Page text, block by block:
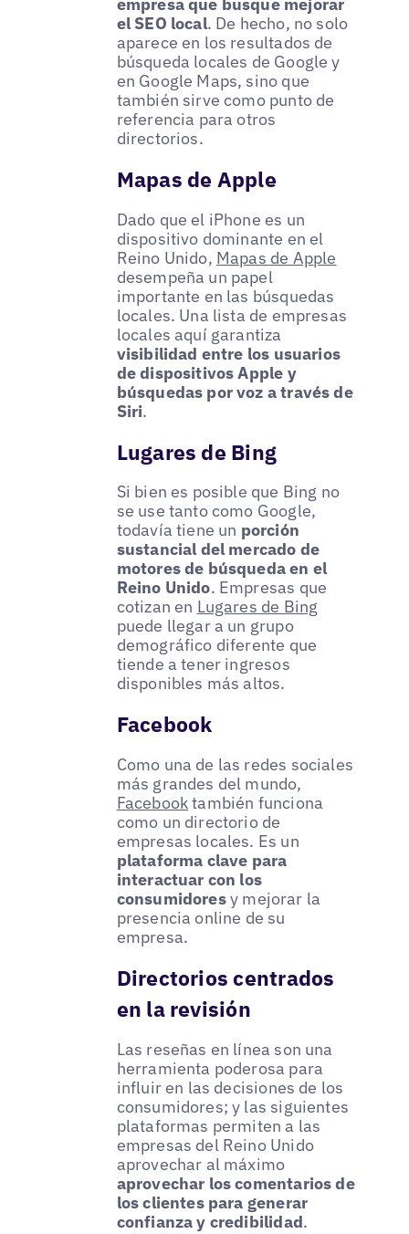
el SEO local. De hecho, no solo
aparece en los resultados de
búsqueda locales de Google y
en Google Maps, sino que
también sirve como punto de
referencia para otros
directorios.
Mapas de Apple
Dado que el iPhone es un
dispositivo dominante en el
Reino Unido, Mapas de Apple
desempeña un papel
importante en las búsquedas
locales. Una lista de empresas
locales aquí garantiza
visibilidad entre los usuarios
de dispositivos Apple y
búsquedas por voz a través de
Siri.
Lugares de Bing
Si bien es posible que Bing no
se use tanto como Google,
todavía tiene un porción
sustancial del mercado de
motores de búsqueda en el
Reino Unido. Empresas que
cotizan en Lugares de Bing
puede llegar a un grupo
demográfico diferente que
tiende a tener ingresos
disponibles más altos.
Facebook
Como una de las redes sociales
más grandes del mundo,
Facebooktambién funciona
como un directorio de
empresas locales. Es un
plataforma clave para
interactuar con los
consumidoresy mejorar la
presencia online de su
empresa.
Directorios centrados
en la revisión
Las reseñas en línea son una
herramienta poderosa para
influir en las decisiones de los
consumidores; y las siguientes
plataformas permiten a las
empresas del Reino Unido
aprovechar al máximo
aprovechar los comentarios de
los clientes para generar
confianza y credibilidad.